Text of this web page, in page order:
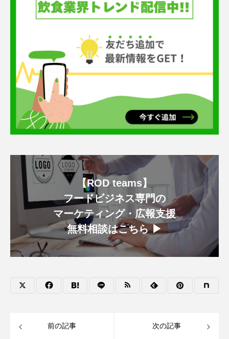
【ROD teams】
フードビジネス専門の
マーケティング・広報支援
無料相談はこちら ▶︎
前の記事 次の記事